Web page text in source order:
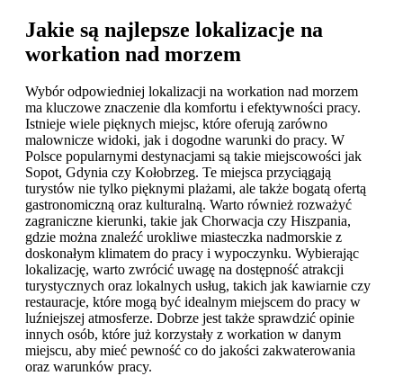
Jakie są najlepsze lokalizacje na
workation nad morzem
Wybór odpowiedniej lokalizacji na workation nad morzem
ma kluczowe znaczenie dla komfortu i efektywności pracy.
Istnieje wiele pięknych miejsc, które oferują zarówno
malownicze widoki, jak i dogodne warunki do pracy. W
Polsce popularnymi destynacjami są takie miejscowości jak
Sopot, Gdynia czy Kołobrzeg. Te miejsca przyciągają
turystów nie tylko pięknymi plażami, ale także bogatą ofertą
gastronomiczną oraz kulturalną. Warto również rozważyć
zagraniczne kierunki, takie jak Chorwacja czy Hiszpania,
gdzie można znaleźć urokliwe miasteczka nadmorskie z
doskonałym klimatem do pracy i wypoczynku. Wybierając
lokalizację, warto zwrócić uwagę na dostępność atrakcji
turystycznych oraz lokalnych usług, takich jak kawiarnie czy
restauracje, które mogą być idealnym miejscem do pracy w
luźniejszej atmosferze. Dobrze jest także sprawdzić opinie
innych osób, które już korzystały z workation w danym
miejscu, aby mieć pewność co do jakości zakwaterowania
oraz warunków pracy.